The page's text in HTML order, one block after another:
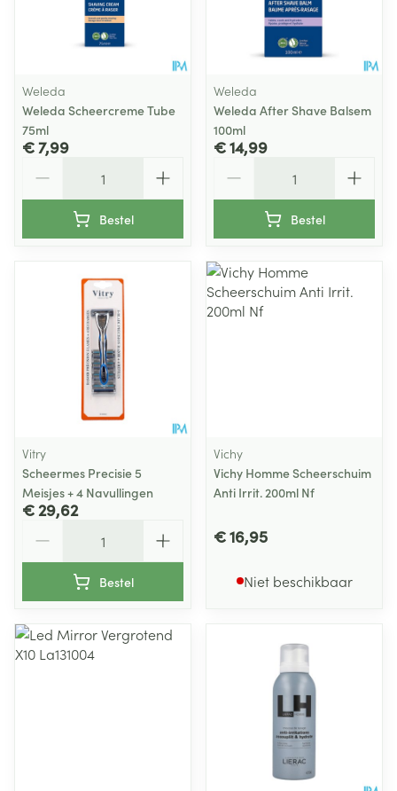
Weleda
Weleda Scheercreme Tube
75ml
€ 7,99
Bestel
Weleda
Weleda After Shave Balsem
100ml
€ 14,99
Bestel
Vitry
Scheermes Precisie 5
Meisjes + 4 Navullingen
€ 29,62
Bestel
Vichy
Vichy Homme Scheerschuim
Anti Irrit. 200ml Nf
€ 16,95
Niet beschikbaar